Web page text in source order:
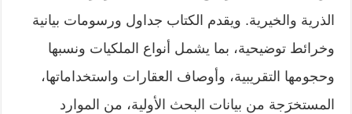
الذرية والخيرية. ويقدم الكتاب جداول ورسومات بيانية
وخرائط توضيحية، بما يشمل أنواع الملكيات ونسبها
وحجومها التقريبية، وأوصاف العقارات واستخداماتها،
المستخرَجة من بيانات البحث الأولية، من الموارد